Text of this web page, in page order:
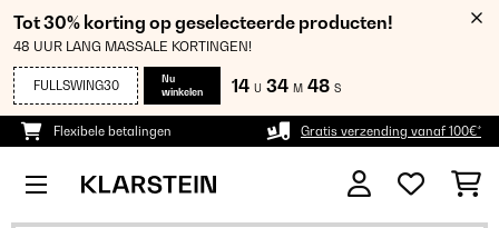
Tot 30% korting op geselecteerde producten!
48 UUR LANG MASSALE KORTINGEN!
FULLSWING30
Nu
winkelen
14 U 34 M 48 S
Flexibele betalingen Gratis verzending vanaf 100€*